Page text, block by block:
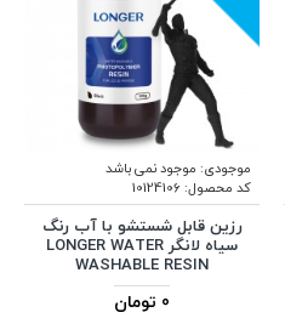
موجودی: موجود نمی باشد
کد محصول: 10124106
رزین قابل شستشو با آب رنگ
سیاه لانگر LONGER WATER
WASHABLE RESIN
0 تومان